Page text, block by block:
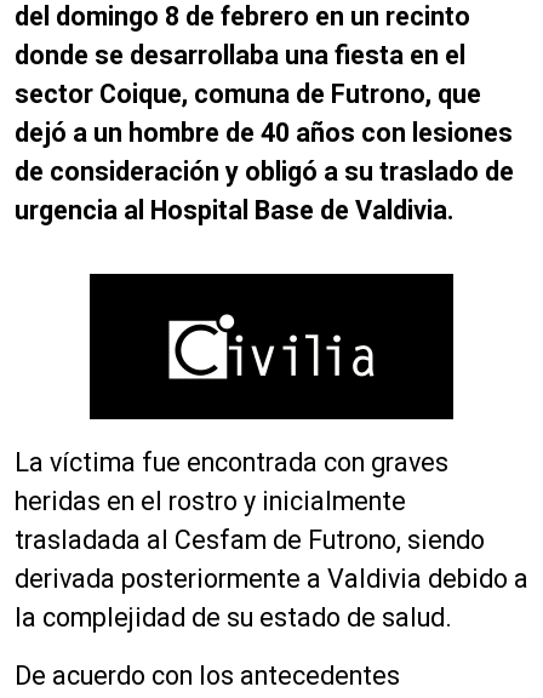
del domingo 8 de febrero en un recinto
donde se desarrollaba una fiesta en el
sector Coique, comuna de Futrono, que
dejó a un hombre de 40 años con lesiones
de consideración y obligó a su traslado de
urgencia al Hospital Base de Valdivia.
La víctima fue encontrada con graves
heridas en el rostro y inicialmente
trasladada al Cesfam de Futrono, siendo
derivada posteriormente a Valdivia debido a
la complejidad de su estado de salud.
De acuerdo con los antecedentes